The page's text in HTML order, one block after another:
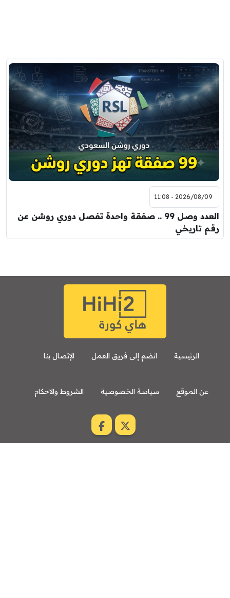
2026/08/09 - 11:08
العدد وصل 99 .. صفقة واحدة تفصل دوري روشن عن
رقم تاريخي
الرئيسية انضم إلى فريق العمل الإتصال بنا
عن الموقع سياسة الخصوصية الشروط والاحكام